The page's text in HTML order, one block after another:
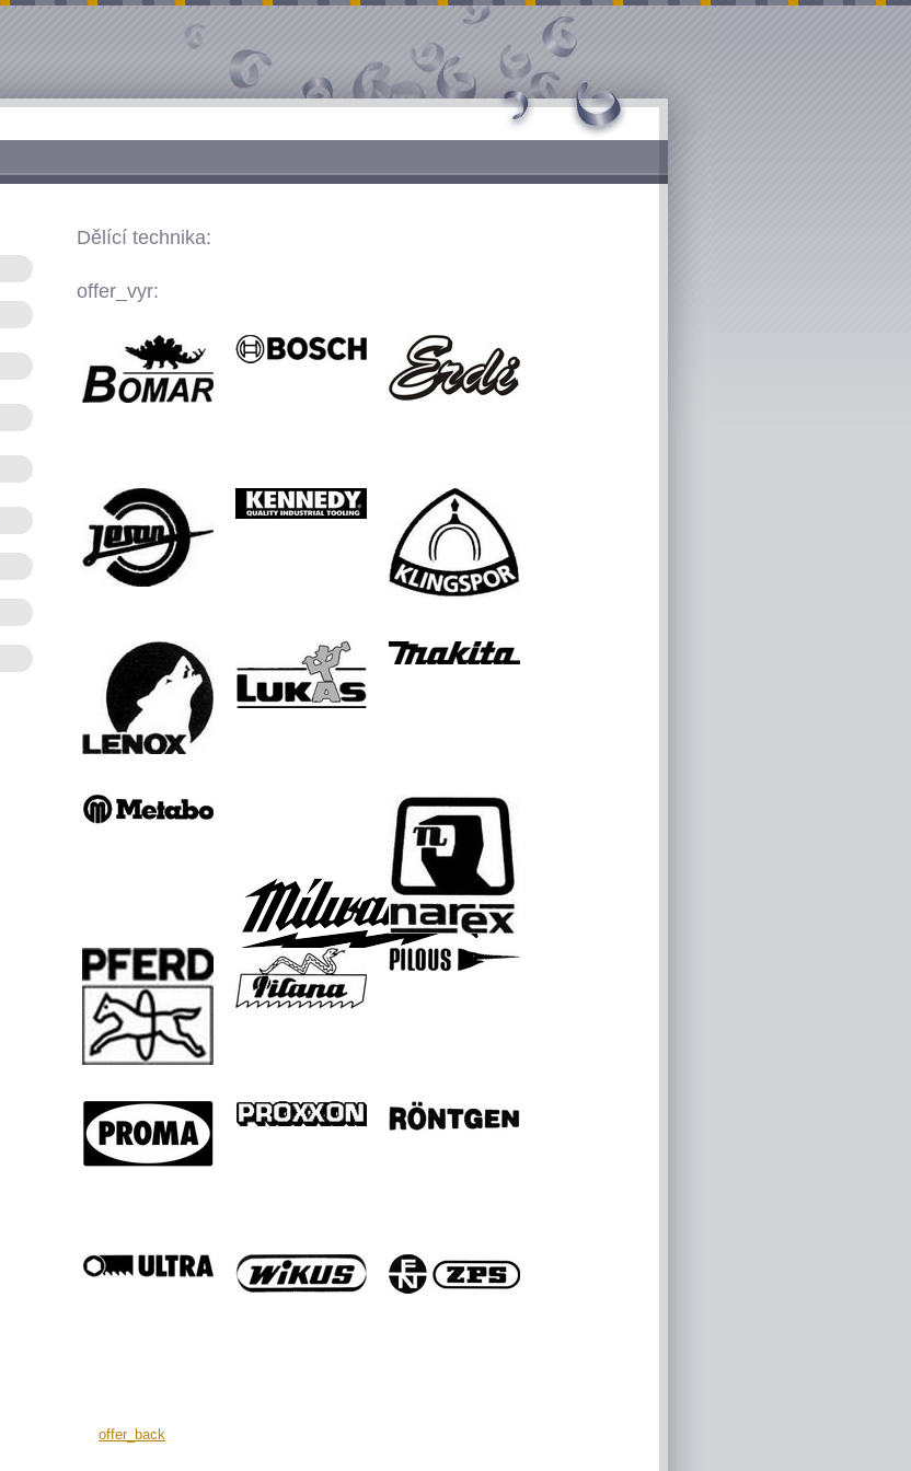
Dělící technika:
offer_vyr:
offer_back